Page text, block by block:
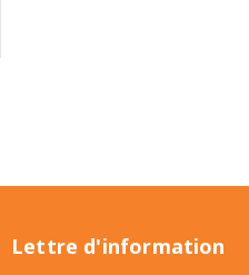
Lettre d'information